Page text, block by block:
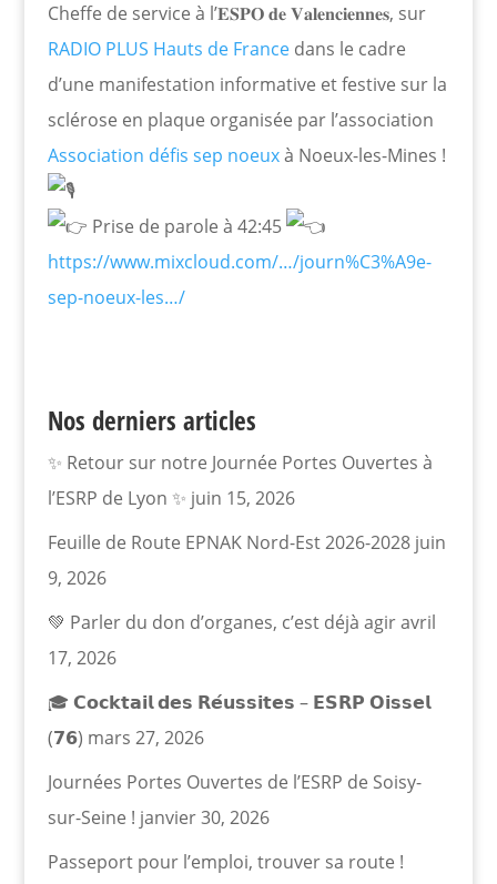
Cheffe de service à l’𝐄𝐒𝐏𝐎 𝐝𝐞 𝐕𝐚𝐥𝐞𝐧𝐜𝐢𝐞𝐧𝐧𝐞𝐬, sur
RADIO PLUS Hauts de Francedans le cadre
d’une manifestation informative et festive sur la
sclérose en plaque organisée par l’association
Association défis sep noeuxà Noeux-les-Mines !
Prise de parole à 42:45
https://www.mixcloud.com/…/journ%C3%A9e-
sep-noeux-les…/
Nos derniers articles
✨ Retour sur notre Journée Portes Ouvertes à
l’ESRP de Lyon ✨ juin 15, 2026
Feuille de Route EPNAK Nord-Est 2026-2028 juin
9, 2026
💚 Parler du don d’organes, c’est déjà agir avril
17, 2026
🎓 𝗖𝗼𝗰𝗸𝘁𝗮𝗶𝗹 𝗱𝗲𝘀 𝗥𝗲́𝘂𝘀𝘀𝗶𝘁𝗲𝘀 – 𝗘𝗦𝗥𝗣 𝗢𝗶𝘀𝘀𝗲𝗹
(𝟳𝟲) mars 27, 2026
Journées Portes Ouvertes de l’ESRP de Soisy-
sur-Seine ! janvier 30, 2026
Passeport pour l’emploi, trouver sa route !